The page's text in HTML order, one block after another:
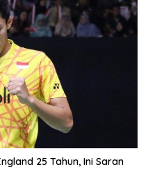
25 Tahun, Ini Saran